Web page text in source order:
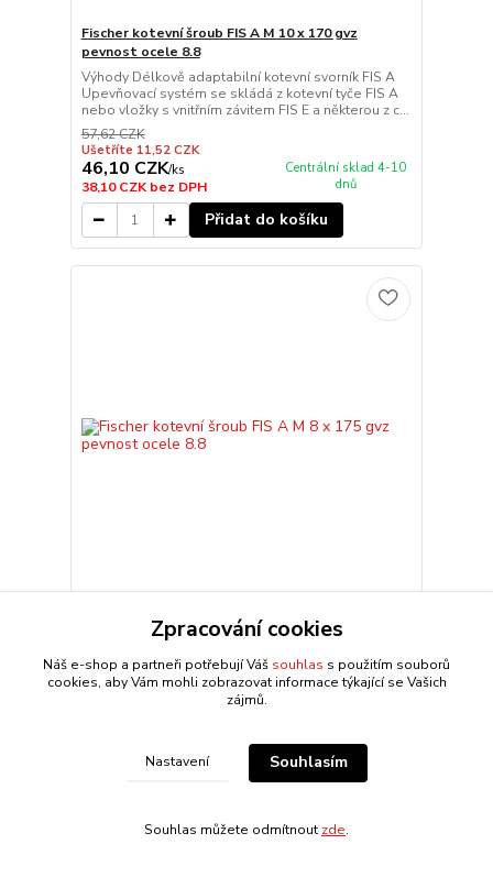
Fischer kotevní šroub FIS A M 10 x 170 gvz
pevnost ocele 8.8
Výhody Délkově adaptabilní kotevní svorník FIS A
Upevňovací systém se skládá z kotevní tyče FIS A
nebo vložky s vnitřním závitem FIS E a některou z c...
57,62 CZK
Ušetříte 11,52 CZK
46,10 CZK/ks
38,10 CZKbez DPH
Centrální sklad 4-10
dnů
Přidat do košíku
Fischer kotevní šroub FIS A M 8 x 175 gvz pevnost
Výhody Délkově adaptabilní kotevní svorník FIS A
Upevňovací systém se skládá z kotevní tyče FIS A
nebo vložky s vnitřním závitem FIS E a některou z c...
38,57 CZK
31,87 CZKbez DPH
Centrální sklad 4-10
dnů
Zpracování cookies
Náš e-shop a partneři potřebují Váš souhlas s použitím souborů
cookies, aby Vám mohli zobrazovat informace týkající se Vašich
zájmů.
Nastavení Souhlasím
Souhlas můžete odmítnout zde.